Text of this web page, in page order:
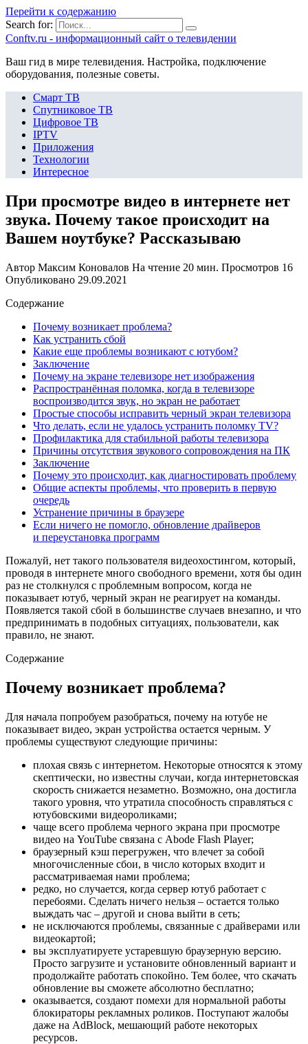
Перейти к содержанию
Search for:
Сonftv.ru - информационный сайт о телевидении
Ваш гид в мире телевидения. Настройка, подключение
оборудования, полезные советы.
Смарт ТВ
Спутниковое ТВ
Цифровое ТВ
IPTV
Приложения
Технологии
Интересное
При просмотре видео в интернете нет
звука. Почему такое происходит на
Вашем ноутбуке? Рассказываю
Автор Максим Коновалов На чтение 20 мин. Просмотров 16
Опубликовано 29.09.2021
Содержание
Почему возникает проблема?
Как устранить сбой
Какие еще проблемы возникают с ютубом?
Заключение
Почему на экране телевизоре нет изображения
Распространённая поломка, когда в телевизоре
воспроизводится звук, но экран не работает
Простые способы исправить черный экран телевизора
Что делать, если не удалось устранить поломку TV?
Профилактика для стабильной работы телевизора
Причины отсутствия звукового сопровождения на ПК
Заключение
Почему это происходит, как диагностировать проблему
Общие аспекты проблемы, что проверить в первую
очередь
Устранение причины в браузере
Если ничего не помогло, обновление драйверов
и переустановка программ
Пожалуй, нет такого пользователя видеохостингом, который,
проводя в интернете много свободного времени, хотя бы один
раз не столкнулся с проблемным вопросом, когда не
показывает ютуб, черный экран не реагирует на команды.
Появляется такой сбой в большинстве случаев внезапно, и что
предпринимать в подобных ситуациях, пользователи, как
правило, не знают.
Содержание
Почему возникает проблема?
Для начала попробуем разобраться, почему на ютубе не
показывает видео, экран устройства остается черным. У
проблемы существуют следующие причины:
плохая связь с интернетом. Некоторые относятся к этому
скептически, но известны случаи, когда интернетовская
скорость снижается незаметно. Возможно, она достигла
такого уровня, что утратила способность справляться с
ютубовскими видеороликами;
чаще всего проблема черного экрана при просмотре
видео на YouTube связана с Abode Flash Player;
браузерный кэш перегружен, что влечет за собой
многочисленные сбои, в число которых входит и
рассматриваемая нами проблема;
редко, но случается, когда сервер ютуб работает с
перебоями. Сделать ничего нельзя – остается только
выждать час – другой и снова выйти в сеть;
не исключаются проблемы, связанные с драйверами или
видеокартой;
вы эксплуатируете устаревшую браузерную версию.
Просто загрузите и установите обновленный вариант и
продолжайте работать спокойно. Тем более, что скачать
обновление вы сможете абсолютно бесплатно;
оказывается, создают помехи для нормальной работы
блокираторы рекламных роликов. Поступают жалобы
даже на AdBlock, мешающий работе некоторых
ресурсов.